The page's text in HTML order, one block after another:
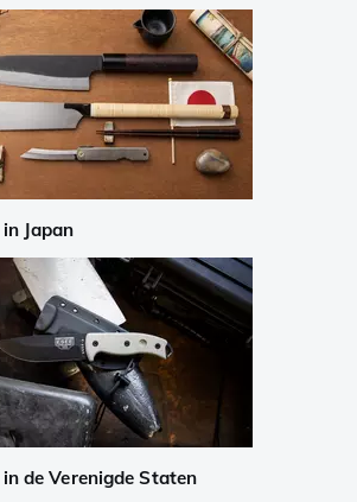
Japan
de Verenigde Staten